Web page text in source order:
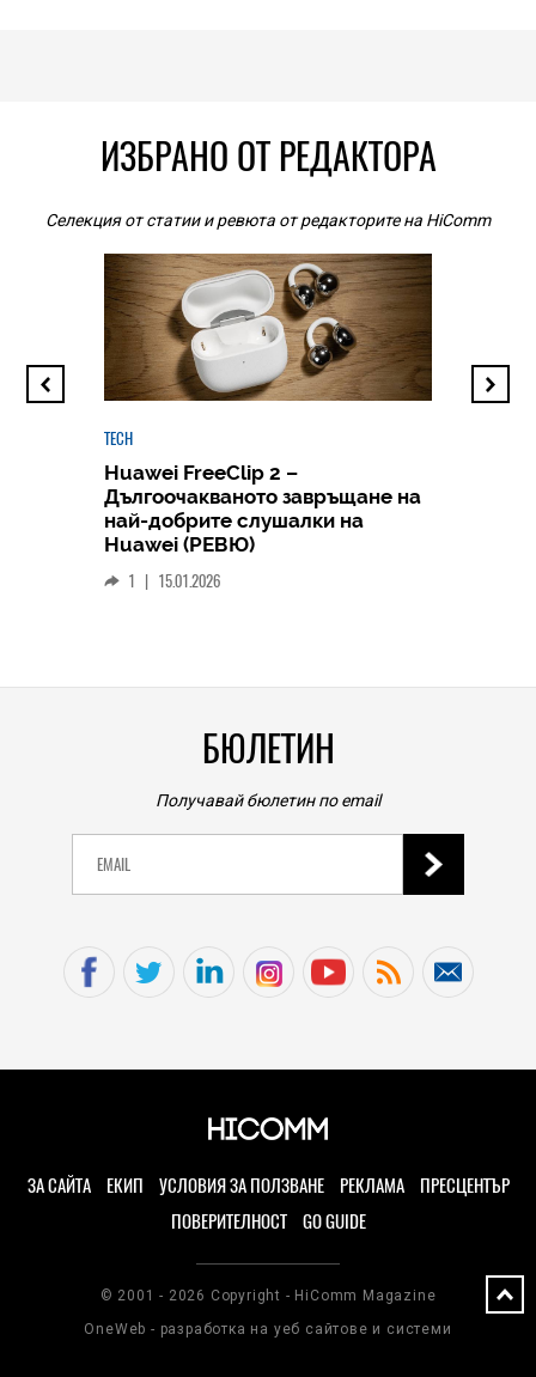
ИЗБРАНО ОТ РЕДАКТОРА
Селекция от статии и ревюта от редакторите на HiComm
TECH
Huawei FreeClip 2 –
Дългоочакваното завръщане на
най-добрите слушалки на
Huawei (РЕВЮ)
1 15.01.2026
БЮЛЕТИН
Получавай бюлетин по email
ЗА САЙТА ЕКИП УСЛОВИЯ ЗА ПОЛЗВАНЕ РЕКЛАМА
ПРЕСЦЕНТЪР
ПОВЕРИТЕЛНОСТ
GO GUIDE
© 2001 - 2026 Copyright - HiComm Magazine
OneWeb - разработка на уеб сайтове и системи